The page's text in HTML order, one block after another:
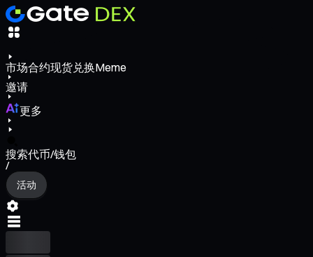
市场合约现货兑换Meme
邀请
更多
搜索代币/钱包
/
活动